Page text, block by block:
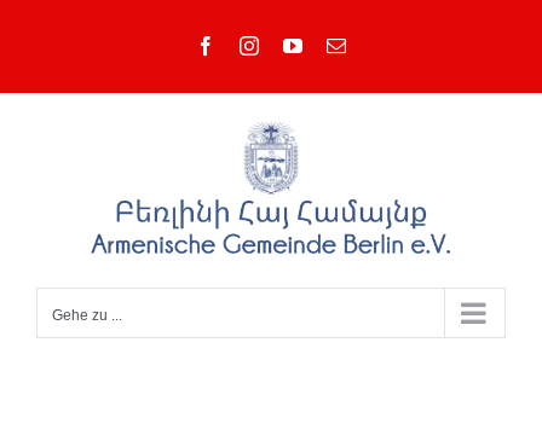
FacebookInstagramYouTube
E-
Gehe zu ...